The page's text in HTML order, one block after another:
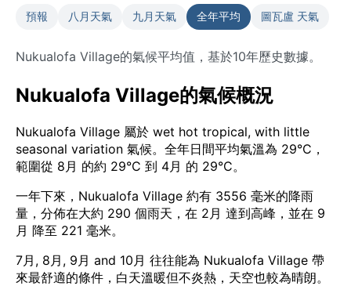
預報 八月天氣 九月天氣 全年平均 圖瓦盧 天氣
Nukualofa Village的氣候平均值，基於10年歷史數據。
Nukualofa Village的氣候概況
Nukualofa Village 屬於 wet hot tropical, with little
seasonal variation 氣候。全年日間平均氣溫為 29°C，
範圍從 8月 的約 29°C 到 4月 的 29°C。
一年下來，Nukualofa Village 約有 3556 毫米的降雨
量，分佈在大約 290 個雨天，在 2月 達到高峰，並在 9
月 降至 221 毫米。
7月, 8月, 9月 and 10月 往往能為 Nukualofa Village 帶
來最舒適的條件，白天溫暖但不炎熱，天空也較為晴朗。